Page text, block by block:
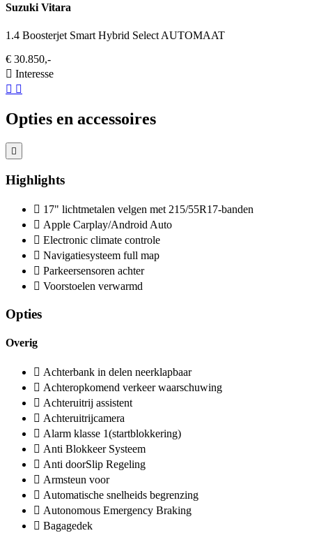
Suzuki Vitara
1.4 Boosterjet Smart Hybrid Select AUTOMAAT
€ 30.850,-
Interesse
Opties en accessoires
Highlights
17" lichtmetalen velgen met 215/55R17-banden
Apple Carplay/Android Auto
Electronic climate controle
Navigatiesysteem full map
Parkeersensoren achter
Voorstoelen verwarmd
Opties
Overig
Achterbank in delen neerklapbaar
Achteropkomend verkeer waarschuwing
Achteruitrij assistent
Achteruitrijcamera
Alarm klasse 1(startblokkering)
Anti Blokkeer Systeem
Anti doorSlip Regeling
Armsteun voor
Automatische snelheids begrenzing
Autonomous Emergency Braking
Bagagedek